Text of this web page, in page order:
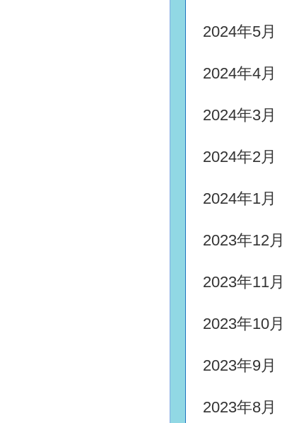
2024年5月
2024年4月
2024年3月
2024年2月
2024年1月
2023年12月
2023年11月
2023年10月
2023年9月
2023年8月